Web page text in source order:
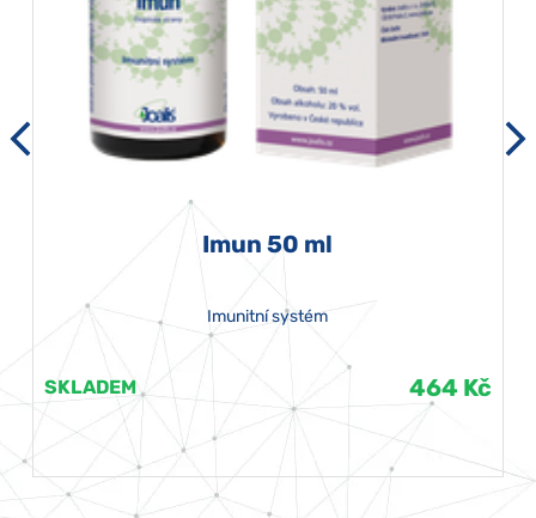
Imun 50 ml
Imunitní systém
SKLADEM 464 Kč